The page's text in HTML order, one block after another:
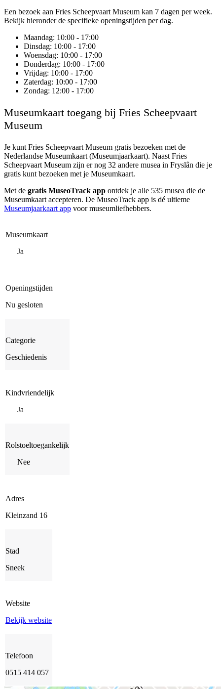
Een bezoek aan Fries Scheepvaart Museum kan 7 dagen per week.
Bekijk hieronder de specifieke openingstijden per dag.
Maandag: 10:00 - 17:00
Dinsdag: 10:00 - 17:00
Woensdag: 10:00 - 17:00
Donderdag: 10:00 - 17:00
Vrijdag: 10:00 - 17:00
Zaterdag: 10:00 - 17:00
Zondag: 12:00 - 17:00
Museumkaart toegang bij Fries Scheepvaart
Museum
Je kunt Fries Scheepvaart Museum gratis bezoeken met de
Nederlandse Museumkaart (Museumjaarkaart). Naast Fries
Scheepvaart Museum zijn er nog 32 andere musea in Fryslân die je
gratis kunt bezoeken met je Museumkaart.
Met de gratis MuseoTrack app ontdek je alle 535 musea die de
Museumkaart accepteren. De MuseoTrack app is dé ultieme
Museumjaarkaart app voor museumliefhebbers.
Museumkaart
Ja
Openingstijden
Nu gesloten
Categorie
Geschiedenis
Kindvriendelijk
Ja
Rolstoeltoegankelijk
Nee
Adres
Kleinzand 16
Stad
Sneek
Website
Bekijk website
Telefoon
0515 414 057